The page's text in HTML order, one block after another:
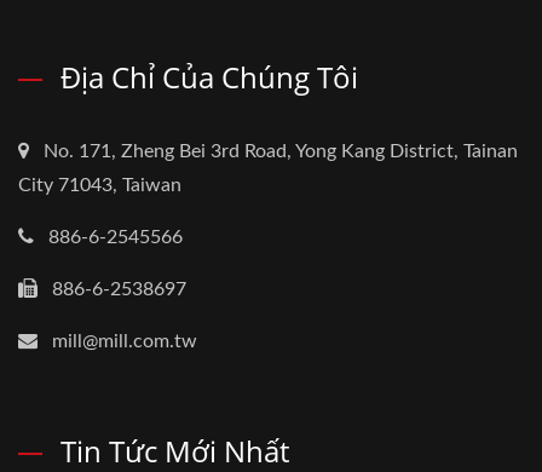
Địa Chỉ Của Chúng Tôi
No. 171, Zheng Bei 3rd Road, Yong Kang District, Tainan
City 71043, Taiwan
886-6-2545566
886-6-2538697
mill@mill.com.tw
Tin Tức Mới Nhất